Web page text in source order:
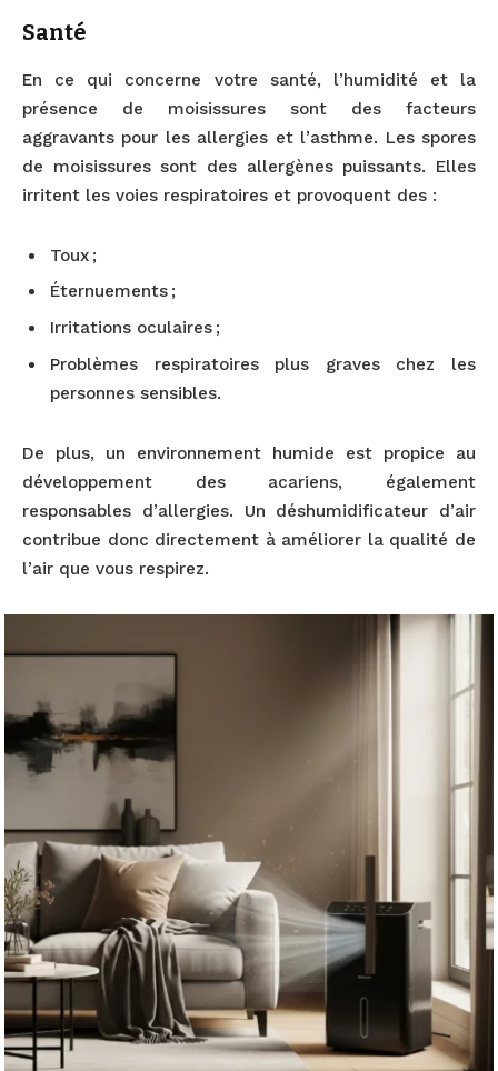
Santé
En ce qui concerne votre santé, l’humidité et la
présence de moisissures sont des facteurs
aggravants pour les allergies et l’asthme. Les spores
de moisissures sont des allergènes puissants. Elles
irritent les voies respiratoires et provoquent des :
Toux ;
Éternuements ;
Irritations oculaires ;
Problèmes respiratoires plus graves chez les
personnes sensibles.
De plus, un environnement humide est propice au
développement des acariens, également
responsables d’allergies. Un déshumidificateur d’air
contribue donc directement à améliorer la qualité de
l’air que vous respirez.